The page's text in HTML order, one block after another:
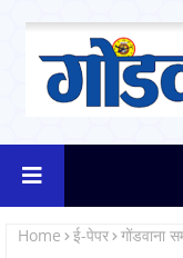
Home ई-पेपर गोंडवाना